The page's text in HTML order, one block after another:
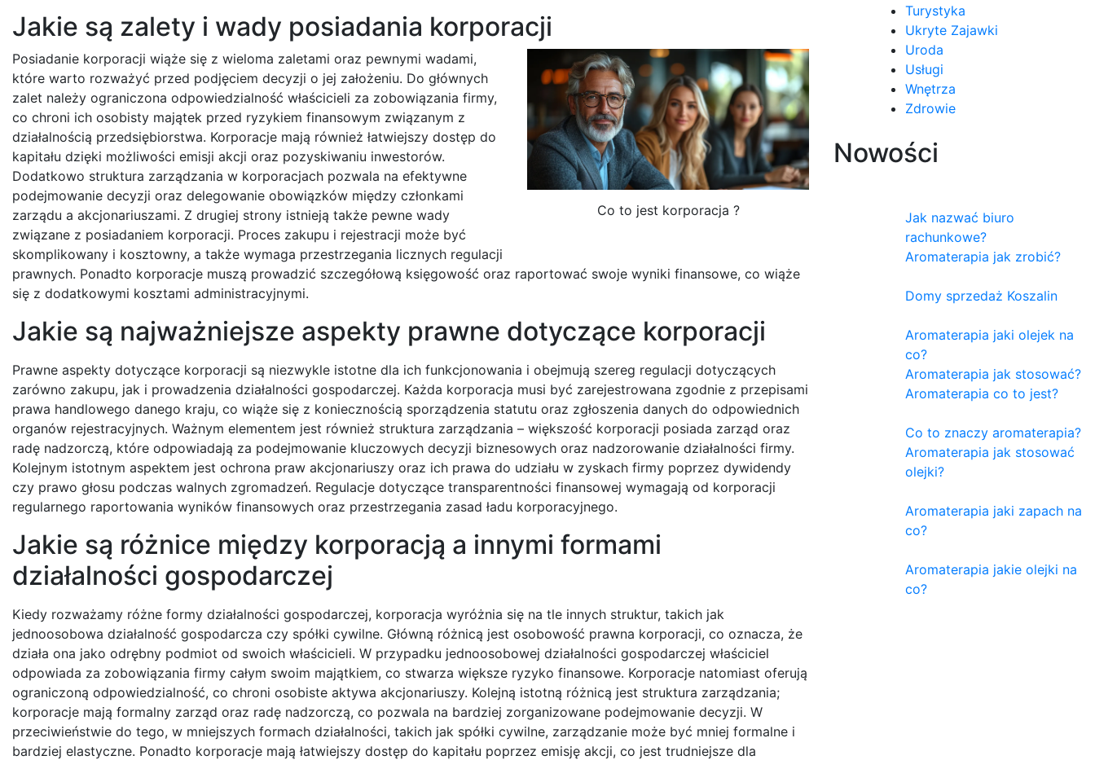
Jakie są zalety i wady posiadania korporacji
Co to jest korporacja ?
Posiadanie korporacji wiąże się z wieloma zaletami oraz pewnymi wadami,
które warto rozważyć przed podjęciem decyzji o jej założeniu. Do głównych
zalet należy ograniczona odpowiedzialność właścicieli za zobowiązania firmy,
co chroni ich osobisty majątek przed ryzykiem finansowym związanym z
działalnością przedsiębiorstwa. Korporacje mają również łatwiejszy dostęp do
kapitału dzięki możliwości emisji akcji oraz pozyskiwaniu inwestorów.
Dodatkowo struktura zarządzania w korporacjach pozwala na efektywne
podejmowanie decyzji oraz delegowanie obowiązków między członkami
zarządu a akcjonariuszami. Z drugiej strony istnieją także pewne wady
związane z posiadaniem korporacji. Proces zakupu i rejestracji może być
skomplikowany i kosztowny, a także wymaga przestrzegania licznych regulacji
prawnych. Ponadto korporacje muszą prowadzić szczegółową księgowość oraz raportować swoje wyniki finansowe, co wiąże
się z dodatkowymi kosztami administracyjnymi.
Jakie są najważniejsze aspekty prawne dotyczące korporacji
Prawne aspekty dotyczące korporacji są niezwykle istotne dla ich funkcjonowania i obejmują szereg regulacji dotyczących
zarówno zakupu, jak i prowadzenia działalności gospodarczej. Każda korporacja musi być zarejestrowana zgodnie z przepisami
prawa handlowego danego kraju, co wiąże się z koniecznością sporządzenia statutu oraz zgłoszenia danych do odpowiednich
organów rejestracyjnych. Ważnym elementem jest również struktura zarządzania – większość korporacji posiada zarząd oraz
radę nadzorczą, które odpowiadają za podejmowanie kluczowych decyzji biznesowych oraz nadzorowanie działalności firmy.
Kolejnym istotnym aspektem jest ochrona praw akcjonariuszy oraz ich prawa do udziału w zyskach firmy poprzez dywidendy
czy prawo głosu podczas walnych zgromadzeń. Regulacje dotyczące transparentności finansowej wymagają od korporacji
regularnego raportowania wyników finansowych oraz przestrzegania zasad ładu korporacyjnego.
Jakie są różnice między korporacją a innymi formami
działalności gospodarczej
Kiedy rozważamy różne formy działalności gospodarczej, korporacja wyróżnia się na tle innych struktur, takich jak
jednoosobowa działalność gospodarcza czy spółki cywilne. Główną różnicą jest osobowość prawna korporacji, co oznacza, że
działa ona jako odrębny podmiot od swoich właścicieli. W przypadku jednoosobowej działalności gospodarczej właściciel
odpowiada za zobowiązania firmy całym swoim majątkiem, co stwarza większe ryzyko finansowe. Korporacje natomiast oferują
ograniczoną odpowiedzialność, co chroni osobiste aktywa akcjonariuszy. Kolejną istotną różnicą jest struktura zarządzania;
korporacje mają formalny zarząd oraz radę nadzorczą, co pozwala na bardziej zorganizowane podejmowanie decyzji. W
przeciwieństwie do tego, w mniejszych formach działalności, takich jak spółki cywilne, zarządzanie może być mniej formalne i
bardziej elastyczne. Ponadto korporacje mają łatwiejszy dostęp do kapitału poprzez emisję akcji, co jest trudniejsze dla
Turystyka
Ukryte Zajawki
Uroda
Usługi
Wnętrza
Zdrowie
Nowości
Jak nazwać biuro
rachunkowe?
Aromaterapia jak zrobić?
Domy sprzedaż Koszalin
Aromaterapia jaki olejek na
co?
Aromaterapia jak stosować?
Aromaterapia co to jest?
Co to znaczy aromaterapia?
Aromaterapia jak stosować
olejki?
Aromaterapia jaki zapach na
co?
Aromaterapia jakie olejki na
co?